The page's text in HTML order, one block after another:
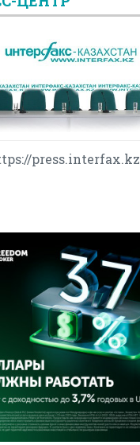
press.interfax.kz